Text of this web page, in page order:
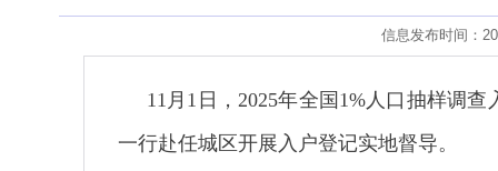
信息发布时间：
11月1日，2025年全国1%人口抽样调
一行赴任城区开展入户登记实地督导。